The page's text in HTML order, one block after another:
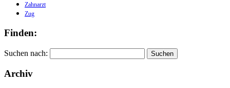
Zahnarzt
Zug
Finden:
Suchen nach:
Archiv